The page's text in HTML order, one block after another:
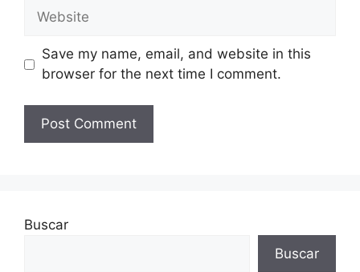
Website
Save my name, email, and website in this
browser for the next time I comment.
Buscar
Buscar